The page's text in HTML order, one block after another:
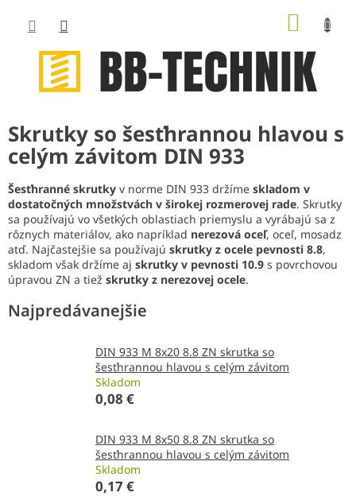
obsah
Skrutky so šesťhrannou hlavou s
celým závitom DIN 933
Šesťhranné skrutky v norme DIN 933 držíme skladom v
dostatočných množstvách v širokej rozmerovej rade. Skrutky
sa používajú vo všetkých oblastiach priemyslu a vyrábajú sa z
rôznych materiálov, ako napríklad nerezová oceľ, oceľ, mosadz
atď. Najčastejšie sa používajú skrutky z ocele pevnosti 8.8,
skladom však držíme aj skrutky v pevnosti 10.9 s povrchovou
úpravou ZN a tiež skrutky z nerezovej ocele.
Najpredávanejšie
DIN 933 M 8x20 8.8 ZN skrutka so
šesťhrannou hlavou s celým závitom
Skladom
0,08 €
DIN 933 M 8x50 8.8 ZN skrutka so
šesťhrannou hlavou s celým závitom
Skladom
0,17 €